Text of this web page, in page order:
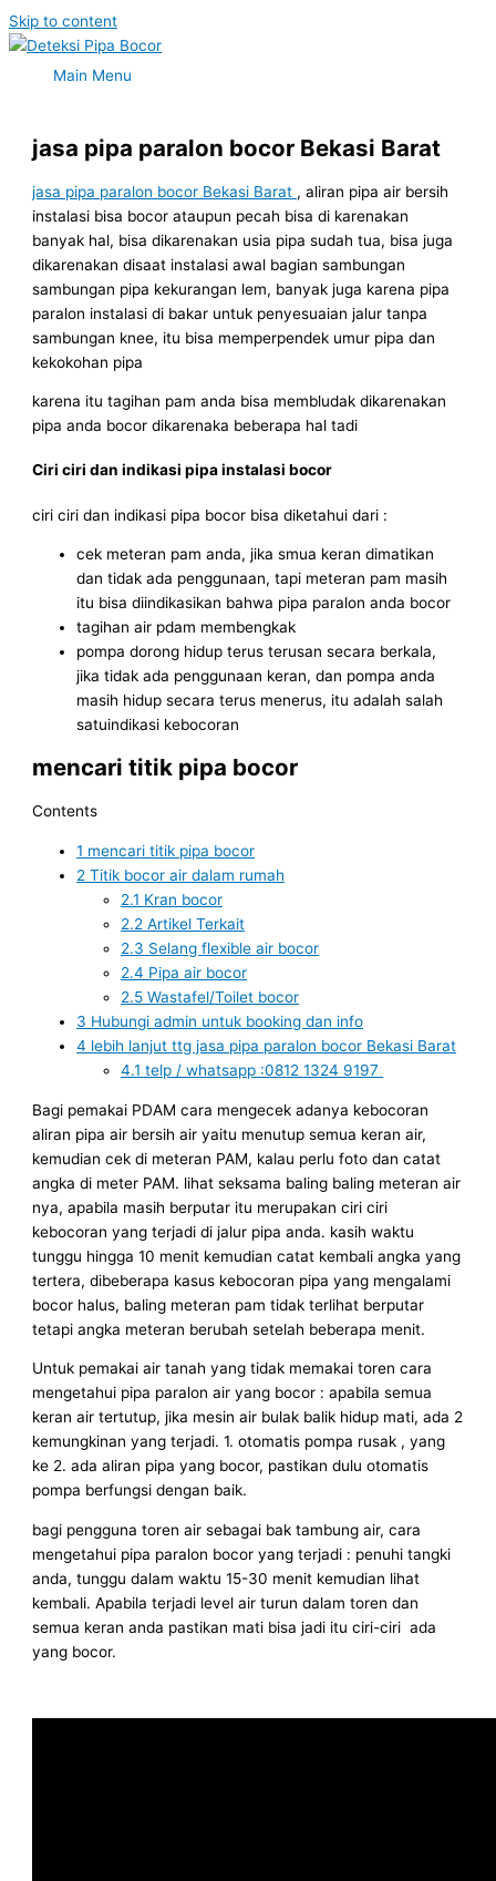
Skip to content
Main Menu
jasa pipa paralon bocor Bekasi Barat
jasa pipa paralon bocor Bekasi Barat , aliran pipa air bersih
instalasi bisa bocor ataupun pecah bisa di karenakan
banyak hal, bisa dikarenakan usia pipa sudah tua, bisa juga
dikarenakan disaat instalasi awal bagian sambungan
sambungan pipa kekurangan lem, banyak juga karena pipa
paralon instalasi di bakar untuk penyesuaian jalur tanpa
sambungan knee, itu bisa memperpendek umur pipa dan
kekokohan pipa
karena itu tagihan pam anda bisa membludak dikarenakan
pipa anda bocor dikarenaka beberapa hal tadi
Ciri ciri dan indikasi pipa instalasi bocor
ciri ciri dan indikasi pipa bocor bisa diketahui dari :
cek meteran pam anda, jika smua keran dimatikan
dan tidak ada penggunaan, tapi meteran pam masih
itu bisa diindikasikan bahwa pipa paralon anda bocor
tagihan air pdam membengkak
pompa dorong hidup terus terusan secara berkala,
jika tidak ada penggunaan keran, dan pompa anda
masih hidup secara terus menerus, itu adalah salah
satuindikasi kebocoran
mencari titik pipa bocor
Contents
1 mencari titik pipa bocor
2 Titik bocor air dalam rumah
2.1 Kran bocor
2.2 Artikel Terkait
2.3 Selang flexible air bocor
2.4 Pipa air bocor
2.5 Wastafel/Toilet bocor
3 Hubungi admin untuk booking dan info
4 lebih lanjut ttg jasa pipa paralon bocor Bekasi Barat
4.1 telp / whatsapp :0812 1324 9197
Bagi pemakai PDAM cara mengecek adanya kebocoran
aliran pipa air bersih air yaitu menutup semua keran air,
kemudian cek di meteran PAM, kalau perlu foto dan catat
angka di meter PAM. lihat seksama baling baling meteran air
nya, apabila masih berputar itu merupakan ciri ciri
kebocoran yang terjadi di jalur pipa anda. kasih waktu
tunggu hingga 10 menit kemudian catat kembali angka yang
tertera, dibeberapa kasus kebocoran pipa yang mengalami
bocor halus, baling meteran pam tidak terlihat berputar
tetapi angka meteran berubah setelah beberapa menit.
Untuk pemakai air tanah yang tidak memakai toren cara
mengetahui pipa paralon air yang bocor : apabila semua
keran air tertutup, jika mesin air bulak balik hidup mati, ada 2
kemungkinan yang terjadi. 1. otomatis pompa rusak , yang
ke 2. ada aliran pipa yang bocor, pastikan dulu otomatis
pompa berfungsi dengan baik.
bagi pengguna toren air sebagai bak tambung air, cara
mengetahui pipa paralon bocor yang terjadi : penuhi tangki
anda, tunggu dalam waktu 15-30 menit kemudian lihat
kembali. Apabila terjadi level air turun dalam toren dan
semua keran anda pastikan mati bisa jadi itu ciri-ciri ada
yang bocor.